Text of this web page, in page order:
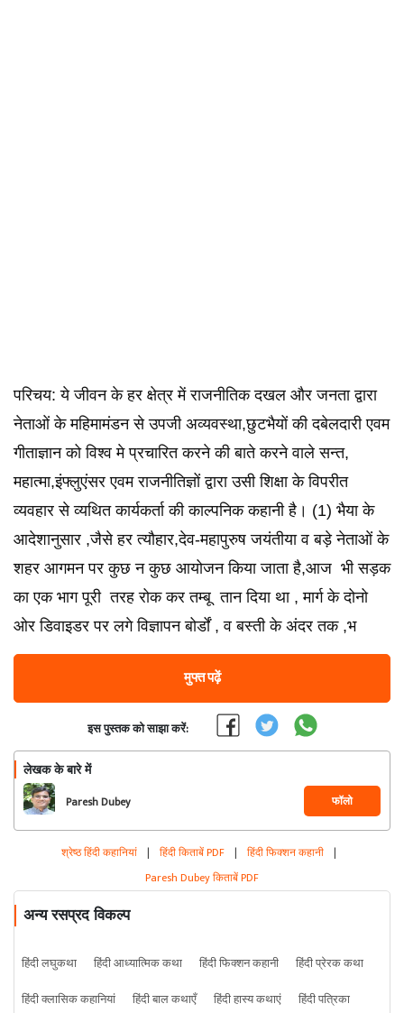
परिचय: ये जीवन के हर क्षेत्र में राजनीतिक दखल और जनता द्वारा
नेताओं के महिमामंडन से उपजी अव्यवस्था,छुटभैयों की दबेलदारी एवम
गीताज्ञान को विश्व मे प्रचारित करने की बाते करने वाले सन्त,
महात्मा,इंफ्लुएंसर एवम राजनीतिज्ञों द्वारा उसी शिक्षा के विपरीत
व्यवहार से व्यथित कार्यकर्ता की काल्पनिक कहानी है। (1) भैया के
आदेशानुसार ,जैसे हर त्यौहार,देव-महापुरुष जयंतीया व बड़े नेताओं के
शहर आगमन पर कुछ न कुछ आयोजन किया जाता है,आज भी सड़क
का एक भाग पूरी तरह रोक कर तम्बू तान दिया था , मार्ग के दोनो
ओर डिवाइडर पर लगे विज्ञापन बोर्डों , व बस्ती के अंदर तक ,भ
मुफ्त पढ़ें
इस पुस्तक को साझा करें:
लेखक के बारे में
Paresh Dubey फॉलो
श्रेष्ठ हिंदी कहानियां | हिंदी किताबें PDF | हिंदी फिक्शन कहानी |
Paresh Dubey किताबें PDF
अन्य रसप्रद विकल्प
हिंदी लघुकथा हिंदी आध्यात्मिक कथा हिंदी फिक्शन कहानी
हिंदी प्रेरक कथा
हिंदी क्लासिक कहानियां
हिंदी बाल कथाएँ हिंदी हास्य कथाएं हिंदी पत्रिका